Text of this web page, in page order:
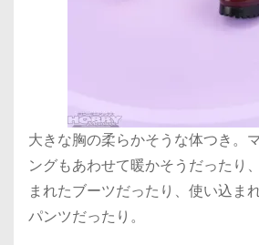
大きな胸の柔らかそうな体つき。
ングもあわせて暖かそうだったり
まれたブーツだったり、使い込ま
パンツだったり。